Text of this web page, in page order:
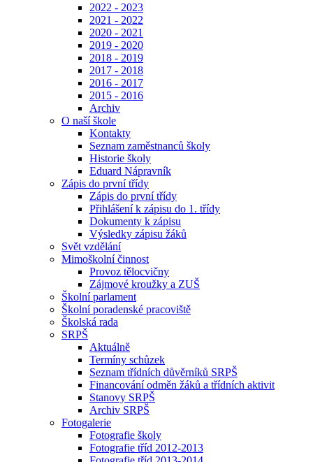
2022 - 2023
2021 - 2022
2020 - 2021
2019 - 2020
2018 - 2019
2017 - 2018
2016 - 2017
2015 - 2016
Archiv
O naší škole
Kontakty
Seznam zaměstnanců školy
Historie školy
Eduard Nápravník
Zápis do první třídy
Zápis do první třídy
Přihlášení k zápisu do 1. třídy
Dokumenty k zápisu
Výsledky zápisu žáků
Svět vzdělání
Mimoškolní činnost
Provoz tělocvičny
Zájmové kroužky a ZUŠ
Školní parlament
Školní poradenské pracoviště
Školská rada
SRPŠ
Aktuálně
Termíny schůzek
Seznam třídních důvěrníků SRPŠ
Financování odměn žáků a třídních aktivit
Stanovy SRPŠ
Archiv SRPŠ
Fotogalerie
Fotografie školy
Fotografie tříd 2012-2013